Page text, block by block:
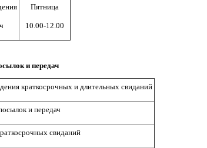
Пятница
10.00-12.00
и передач
краткосрочных и длительных свиданий
и передач
свиданий